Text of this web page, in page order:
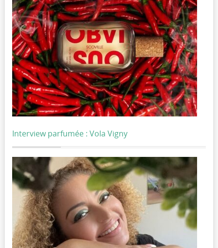
Interview parfumée : Vola Vigny